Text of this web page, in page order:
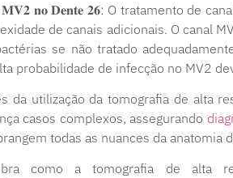
𝐌𝐕𝟐 𝐧𝐨 𝐃𝐞𝐧𝐭𝐞 𝟐𝟔: O tratamento de
de canais adicionais. O canal
se não tratado
probabilidade de infecção no MV2
da utilização da tomografia de alta
casos complexos, assegurando
todas as nuances da anatomia
como a tomografia de alta